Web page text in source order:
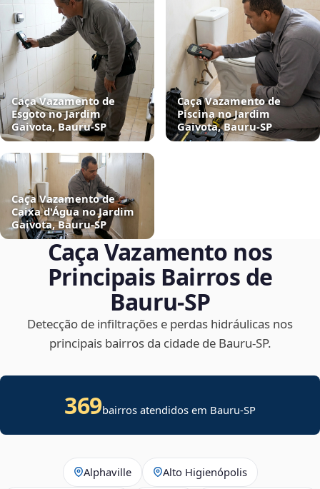
Caça Vazamento de
Esgoto no Jardim
Gaivota, Bauru‑SP
Caça Vazamento de
Piscina no Jardim
Gaivota, Bauru‑SP
Caça Vazamento de
Caixa d'Água no Jardim
Gaivota, Bauru‑SP
Caça Vazamento nos
Principais Bairros de
Bauru‑SP
Detecção de infiltrações e perdas hidráulicas nos
principais bairros da cidade de Bauru‑SP.
369bairros atendidos em Bauru-SP
Alphaville Alto Higienópolis